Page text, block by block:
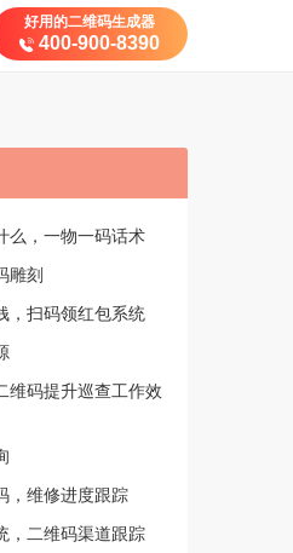
好用的二维码生成器
400-900-8390
么，一物一码话术
雕刻
，扫码领红包系统
维码提升巡查工作效
，维修进度跟踪
，二维码渠道跟踪